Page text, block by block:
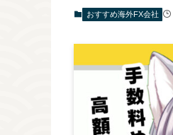
おすすめ海外FX会社